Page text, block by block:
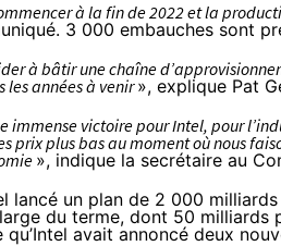
à la fin de 2022 et la
3 000 embauches sont
à bâtir une chaîne
les années à venir», explique Pat
immense victoire pour Intel, pour
prix plus bas au moment où nous
», indique la secrétaire au
lancé un plan de 2 000
du terme, dont 50 milliards
qu’Intel avait annoncé deux